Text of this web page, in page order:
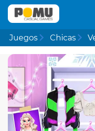
Juegos Chicas